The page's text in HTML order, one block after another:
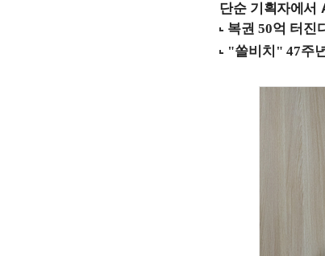
단순 기획자에서